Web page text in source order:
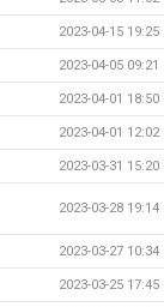
2023-04-15 19:25
2023-04-05 09:21
2023-04-01 18:50
2023-04-01 12:02
2023-03-31 15:20
2023-03-28 19:14
2023-03-27 10:34
2023-03-25 17:45